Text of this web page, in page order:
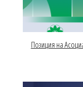
Позиция на